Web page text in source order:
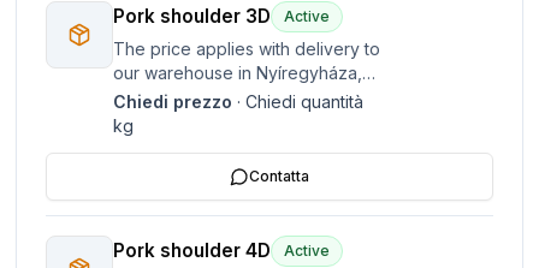
Pork shoulder 3D Active
The price applies with delivery to
our warehouse in Nyíregyháza,
Hungary. Please contact us if you
wish to negotiate payment terms
certificates and information on
Chiedi prezzo ·Chiedi quantità
kg
Contatta
Pork shoulder 4D Active